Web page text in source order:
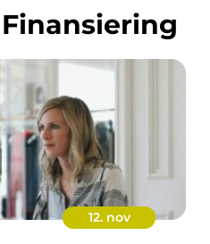
Finansiering
12. nov